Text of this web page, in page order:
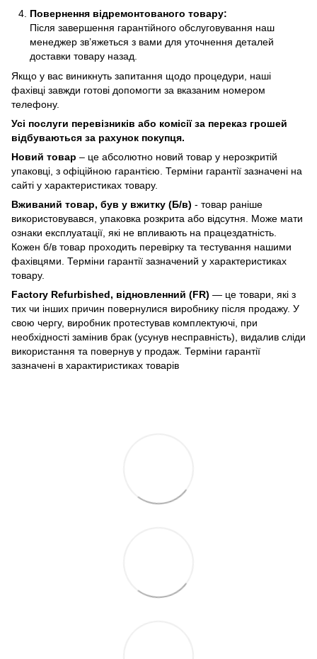
Повернення відремонтованого товару:
Після завершення гарантійного обслуговування наш
менеджер зв’яжеться з вами для уточнення деталей
доставки товару назад.
Якщо у вас виникнуть запитання щодо процедури, наші
фахівці завжди готові допомогти за вказаним номером
телефону.
Усі послуги перевізників або комісії за переказ грошей
відбуваються за рахунок покупця.
Новий товар – це абсолютно новий товар у нерозкритій
упаковці, з офіційною гарантією. Терміни гарантії зазначені на
сайті у характеристиках товару.
Вживаний товар, був у вжитку (Б/в) - товар раніше
використовувався, упаковка розкрита або відсутня. Може мати
ознаки експлуатації, які не впливають на працездатність.
Кожен б/в товар проходить перевірку та тестування нашими
фахівцями. Терміни гарантії зазначений у характеристиках
товару.
Factory Refurbished, відновленний (FR) — це товари, які з
тих чи інших причин повернулися виробнику після продажу. У
свою чергу, виробник протестував комплектуючі, при
необхідності замінив брак (усунув несправність), видалив сліди
використання та повернув у продаж. Терміни гарантії
зазначені в характиристиках товарів